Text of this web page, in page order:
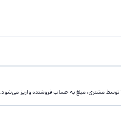
توسط مشتری، مبلغ به حساب فروشنده واريز مى‌شود.